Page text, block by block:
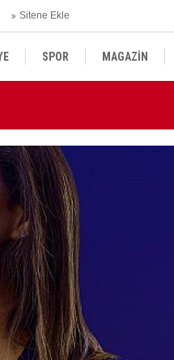
Sitene Ekle
SPOR MAGAZİN
Adalet Komisyonu'nda kabul